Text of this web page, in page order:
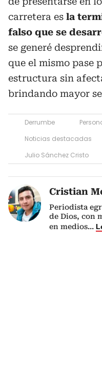
carretera es la
falso que se
se generé
que el mismo pase
estructura sin
brindando mayor
Derrumbe
Noticias destacadas
Julio Sánchez Cristo
Cristian
Periodista
de Dios, con
en medios...